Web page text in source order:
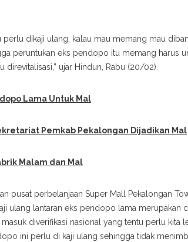
perlu dikaji ulang, kalau mau memang mau
peruntukan eks pendopo itu memang harus
direvitalisasi,” ujar Hindun, Rabu (20/02).
Lama Untuk Mal
Pemkab Pekalongan Dijadikan Mal
Malam dan Mal
pusat perbelanjaan Super Mall Pekalongan
ulang lantaran eks pendopo lama merupakan
diverifikasi nasional yang tentu perlu kita
ini perlu di kaji ulang sehingga tidak